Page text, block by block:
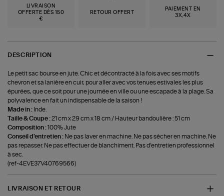
LIVRAISON
OFFERTE DÈS 150
€
RETOUR OFFERT
PAIEMENT EN
3X,4X
DESCRIPTION
Le petit sac bourse en jute. Chic et décontracté à la fois avec ses motifs
chevron et sa lanière en cuir, pour aller avec vos tenues estivales les plus
épurées, que ce soit pour une journée en ville ou une escapade à la plage. Sa
polyvalence en fait un indispensable de la saison !
Made in : Inde.
Taille & Coupe :21 cm x 29 cm x 18 cm / Hauteur bandoulière : 51 cm
Composition :100% Jute
Conseil d'entretien : Ne pas laver en machine. Ne pas sécher en machine. Ne
pas repasser. Ne pas effectuer de blanchiment. Pas d’entretien professionnel
à sec.
(ref-4EVE37V40769566)
LIVRAISON ET RETOUR